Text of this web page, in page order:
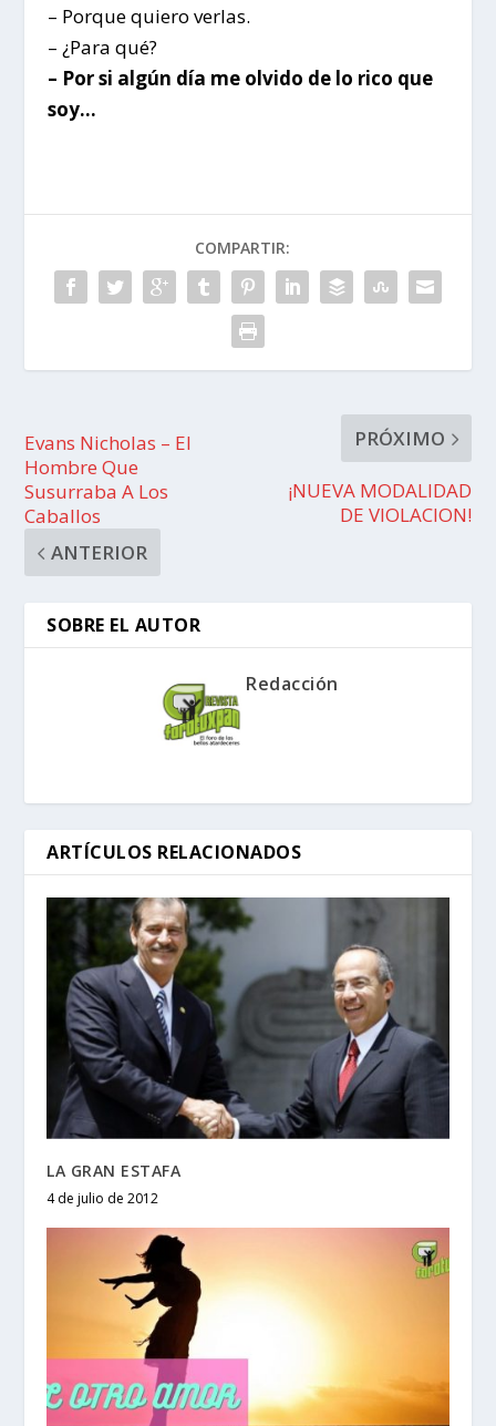
– Porque quiero verlas.
– ¿Para qué?
– Por si algún día me olvido de lo rico que
soy…
COMPARTIR:
Evans Nicholas – El
Hombre Que
Susurraba A Los
Caballos
ANTERIOR
PRÓXIMO
¡NUEVA MODALIDAD
DE VIOLACION!
SOBRE EL AUTOR
Redacción
ARTÍCULOS RELACIONADOS
LA GRAN ESTAFA
4 de julio de 2012